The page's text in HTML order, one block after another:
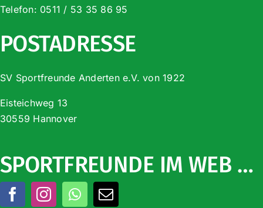
Telefon: 0511 / 53 35 86 95
POSTADRESSE
SV Sportfreunde Anderten e.V. von 1922
Eisteichweg 13
30559 Hannover
SPORTFREUNDE IM WEB …